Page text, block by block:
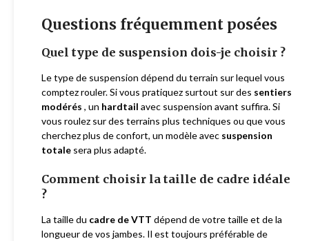
Questions fréquemment posées
Quel type de suspension dois-je choisir ?
Le type de suspension dépend du terrain sur lequel vous
comptez rouler. Si vous pratiquez surtout sur des sentiers
modérés , un hardtail avec suspension avant suffira. Si
vous roulez sur des terrains plus techniques ou que vous
cherchez plus de confort, un modèle avec suspension
totale sera plus adapté.
Comment choisir la taille de cadre idéale
?
La taille du cadre de VTT dépend de votre taille et de la
longueur de vos jambes. Il est toujours préférable de